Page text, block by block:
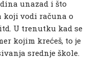
unazad i što
koji vodi računa o
U trenutku kad se
kojim krećeš, to je
srednje škole.